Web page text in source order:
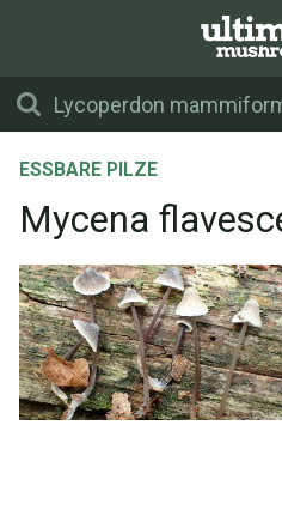
ESSBARE PILZE
Mycena